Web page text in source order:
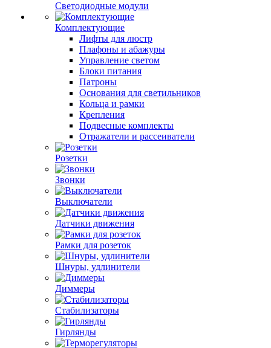
Светодиодные модули
Комплектующие
Лифты для люстр
Плафоны и абажуры
Управление светом
Блоки питания
Патроны
Основания для светильников
Кольца и рамки
Крепления
Подвесные комплекты
Отражатели и рассеиватели
Розетки
Звонки
Выключатели
Датчики движения
Рамки для розеток
Шнуры, удлинители
Диммеры
Стабилизаторы
Гирлянды